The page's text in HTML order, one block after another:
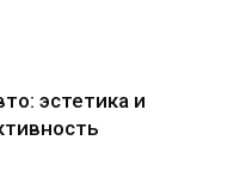
эстетика и